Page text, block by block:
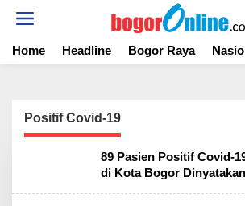
t
Home Headline Bogor Raya
Positif Covid-19
89 Pasien Positif Covid-
di Kota Bogor